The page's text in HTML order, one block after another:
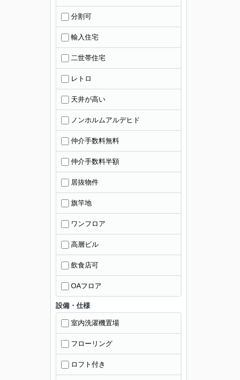
分割可
輸入住宅
二世帯住宅
レトロ
天井が高い
ノンホルムアルデヒド
仲介手数料無料
仲介手数料半額
居抜物件
旗竿地
ワンフロア
高層ビル
飲食店可
OAフロア
設備・仕様
室内洗濯機置場
フローリング
ロフト付き